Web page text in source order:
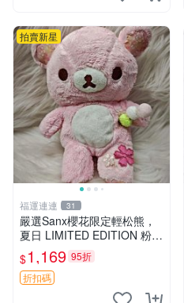
拍賣新星
福運連連 31
嚴選Sanx櫻花限定輕松熊，
夏日 LIMITED EDITION 粉色
毛絨熊，背有拉鏈設計，肚內
填充豆袋，精致工藝呈現，狀
態如新，適合收藏與送人 櫻
$1,169 95折
折扣碼